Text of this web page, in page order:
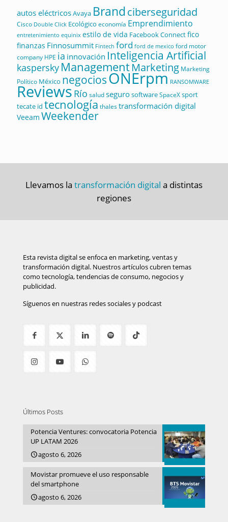
autos eléctricosAvaya Brandciberseguridad
Cisco Double Click Ecológico economía Emprendimiento
entretenimiento equinix estilo de vida Facebook Connectfico
finanzas Finnosummit Fintech ford ford de mexico ford motor
company HPE ia innovación Inteligencia Artificial
kaspersky ManagementMarketing Marketing
Político México negociosONErpm RANSOMWARE
Reviews Río saludsegurosoftwareSpaceXsport
tecate id tecnología thalestransformación digital
Veeam Weekender
Llevamos la transformación digital a distintas
regiones
Esta revista digital se enfoca en marketing, ventas y
transformación digital. Nuestros artículos cubren temas
como tecnología, tendencias de consumo, negocios y
publicidad.
Síguenos en nuestras redes sociales y podcast
Últimos Posts
Potencia Ventures: convocatoria Potencia
UP LATAM 2026
agosto 6, 2026
Movistar promueve el uso responsable
del smartphone
agosto 6, 2026